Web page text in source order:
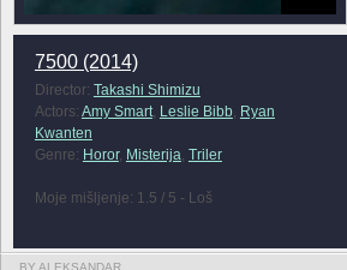
7500 (2014)
Director: Takashi Shimizu
Actors: Amy Smart, Leslie Bibb, Ryan
Kwanten
Genre: Horor, Misterija Triler
Moje mišljenje: 1.5 / 5 - Loš
BY ALEKSANDAR